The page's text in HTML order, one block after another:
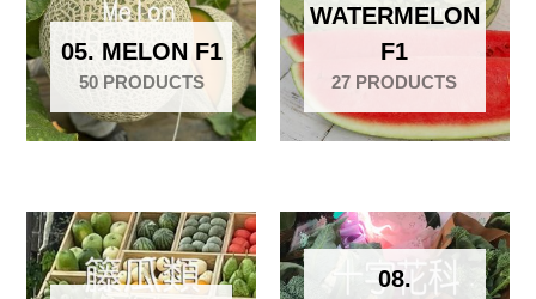
05. MELON F1
50 PRODUCTS
WATERMELON
F1
27 PRODUCTS
08.